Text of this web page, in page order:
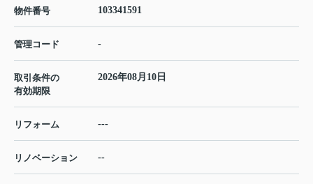
物件番号 103341591
管理コード -
取引条件の
有効期限
2026年08月10日
リフォーム ---
リノベーション --